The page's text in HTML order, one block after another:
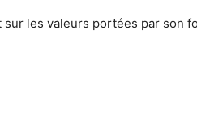
sur les valeurs portées par son